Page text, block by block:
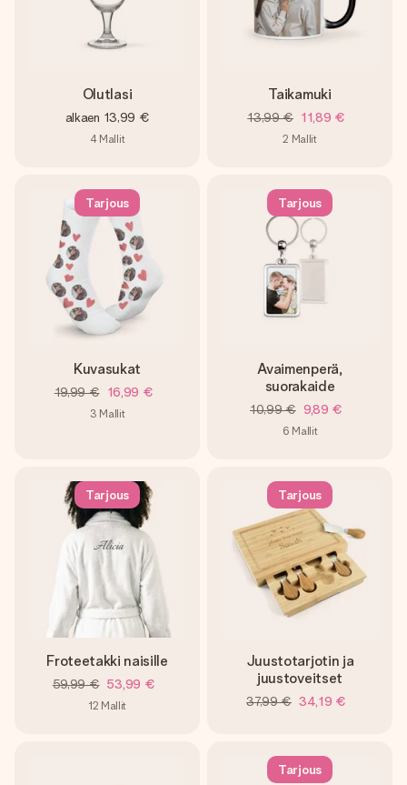
Olutlasi
alkaen 13,99 €
4 Mallit
Taikamuki
13,99 € 11,89 €
2 Mallit
Tarjous
Kuvasukat
19,99 € 16,99 €
3 Mallit
Tarjous
Avaimenperä,
suorakaide
10,99 € 9,89 €
6 Mallit
Tarjous
Froteetakki naisille
59,99 € 53,99 €
12 Mallit
Tarjous
Juustotarjotin ja
juustoveitset
37,99 € 34,19 €
Tarjous